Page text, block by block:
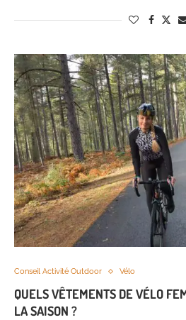
Conseil Activité Outdoor Vélo
QUELS VÊTEMENTS DE VÉLO
LA SAISON ?